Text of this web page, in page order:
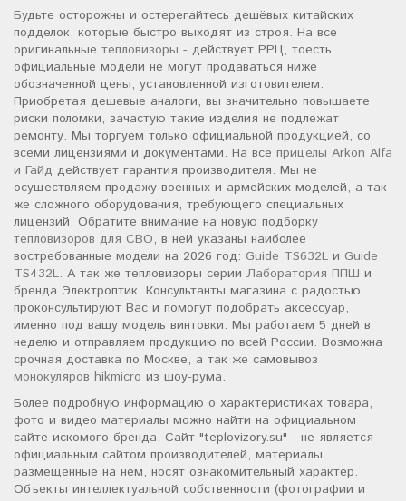
Будьте осторожны и остерегайтесь дешёвых китайских
подделок, которые быстро выходят из строя. На все
оригинальные тепловизоры - действует РРЦ, тоесть
официальные модели не могут продаваться ниже
обозначенной цены, установленной изготовителем.
Приобретая дешевые аналоги, вы значительно повышаете
риски поломки, зачастую такие изделия не подлежат
ремонту. Мы торгуем только официальной продукцией, со
всеми лицензиями и документами. На все прицелы Arkon Alfa
и Гайд действует гарантия производителя. Мы не
осуществляем продажу военных и армейских моделей, а так
же сложного оборудования, требующего специальных
лицензий. Обратите внимание на новую подборку
тепловизоров для СВО, в ней указаны наиболее
востребованные модели на 2026 год: Guide TS632L и Guide
TS432L. А так же тепловизоры серии Лаборатория ППШ и
бренда Электроптик. Консультанты магазина с радостью
проконсультируют Вас и помогут подобрать аксессуар,
именно под вашу модель винтовки. Мы работаем 5 дней в
неделю и отправляем продукцию по всей России. Возможна
срочная доставка по Москве, а так же самовывоз
монокуляров hikmicro из шоу-рума.
Более подробную информацию о характеристиках товара,
фото и видео материалы можно найти на официальном
сайте искомого бренда. Сайт "teplovizory.su" - не является
официальным сайтом производителей, материалы
размещенные на нем, носят ознакомительный характер.
Объекты интеллектуальной собственности (фотографии и